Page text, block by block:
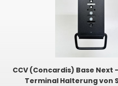
CCV (Concardis) Base Next -
Terminal Halterung von